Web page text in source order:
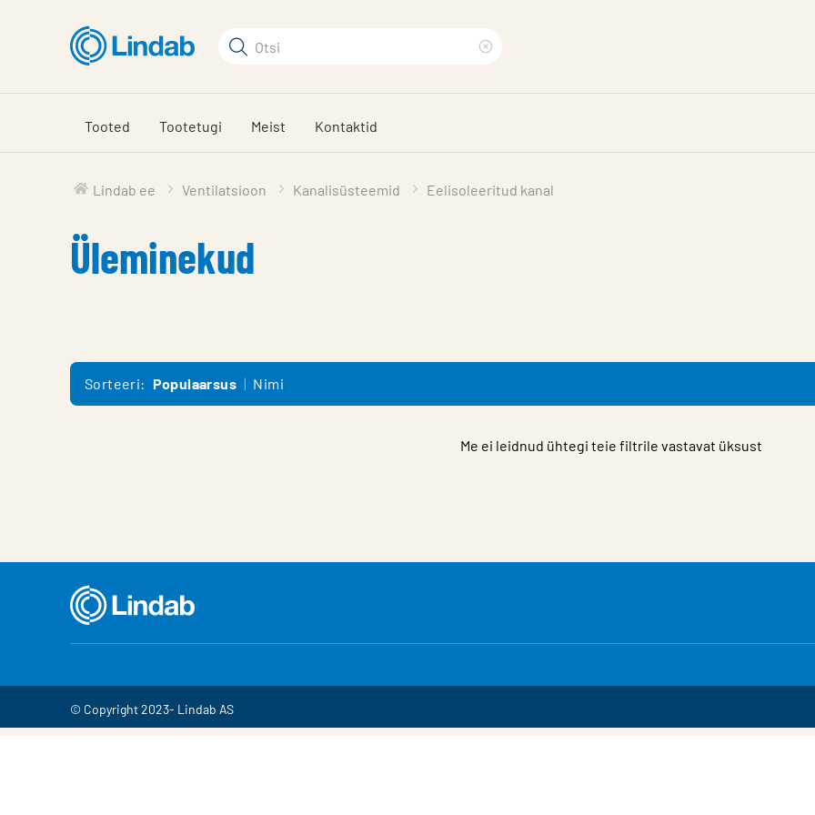
Otsi
search
Tooted Tootetugi Meist Kontaktid
Lindab ee Ventilatsioon Kanalisüsteemid Eelisoleeritud kanal
Üleminekud
Sorteeri: Populaarsus Nimi
Me ei leidnud ühtegi teie filtrile vastavat üksust
© Copyright 2023- Lindab AS